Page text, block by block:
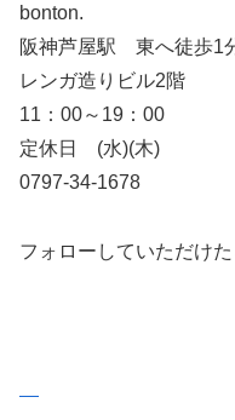
bonton.
阪神芦屋駅 東へ徒歩1
レンガ造りビル2階
11：00～19：00
定休日 (水)(木)
0797-34-1678
フォローしていただけ